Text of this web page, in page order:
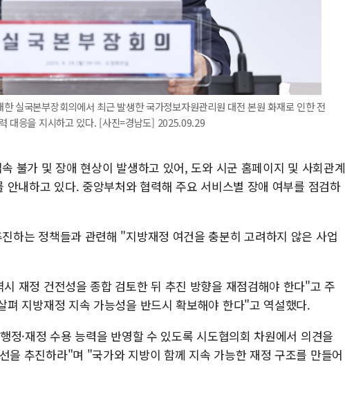
실국본부장회의에서 최근 발생한 국가정보자원관리원 대전 본원 화재로 인한 전
대응을 지시하고 있다. [사진=경남도] 2025.09.29
불가 및 장애 현상이 발생하고 있어, 도와 시군 홈페이지 및 사회관계
안내하고 있다. 중앙부처와 협력해 주요 서비스별 장애 여부를 점검하
하는 정책들과 관련해 "지방재정 여건을 충분히 고려하지 않은 사업
재정 건전성을 종합 검토한 뒤 추진 방향을 재점검해야 한다"고 주
펴 지방재정 지속 가능성을 반드시 확보해야 한다"고 역설했다.
정·재정 수용 능력을 반영할 수 있도록 시도협의회 차원에서 의견을
을 추진하라"며 "국가와 지방이 함께 지속 가능한 재정 구조를 만들어